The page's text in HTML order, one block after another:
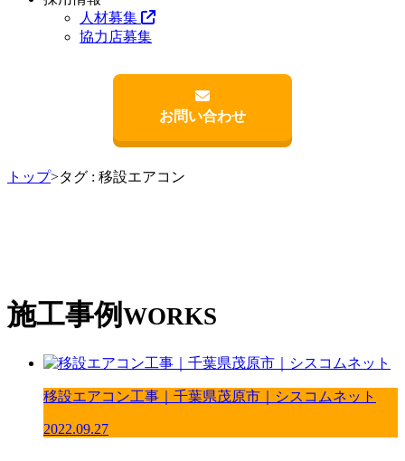
人材募集
協力店募集
お問い合わせ
トップ>タグ : 移設エアコン
施工事例 WORKS
移設エアコン工事｜千葉県茂原市｜シスコムネット
2022.09.27